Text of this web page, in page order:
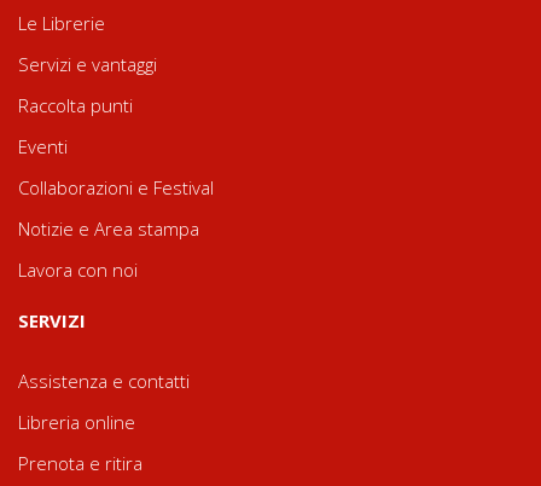
Le Librerie
Servizi e vantaggi
Raccolta punti
Eventi
Collaborazioni e Festival
Notizie e Area stampa
Lavora con noi
SERVIZI
Assistenza e contatti
Libreria online
Prenota e ritira